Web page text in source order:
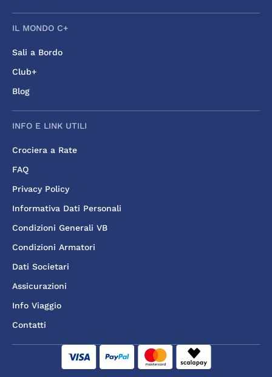
IL MONDO C+
Sali a Bordo
Club+
Blog
INFO E LINK UTILI
Crociera a Rate
FAQ
Privacy Policy
Informativa Dati Personali
Condizioni Generali VB
Condizioni Armatori
Dati Societari
Assicurazioni
Info Viaggio
Contatti